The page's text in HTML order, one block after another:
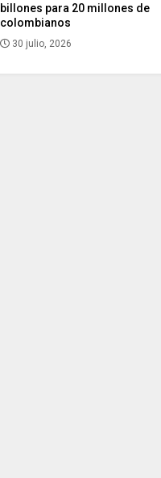
billones para 20 millones de
colombianos
30 julio, 2026